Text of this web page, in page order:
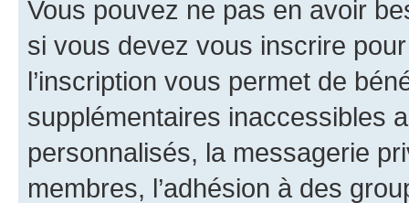
Vous pouvez ne pas en avoir
si vous devez vous inscrire
l’inscription vous permet de
supplémentaires inaccessibles
personnalisés, la messagerie
membres, l’adhésion à des